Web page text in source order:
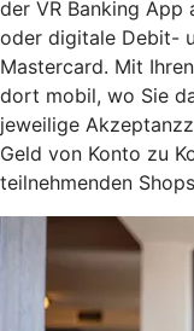
der VR Banking
oder digitale Debit-
Mastercard. Mit
dort mobil, wo Sie
jeweilige
Geld von Konto zu
teilnehmenden